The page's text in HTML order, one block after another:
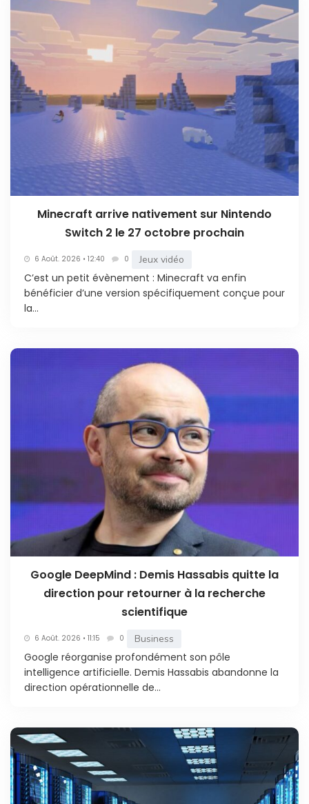
Minecraft arrive nativement sur Nintendo
Switch 2 le 27 octobre prochain
6 Août. 2026 • 12:40 0 Jeux vidéo
C’est un petit évènement : Minecraft va enfin
bénéficier d’une version spécifiquement conçue pour
la...
Google DeepMind : Demis Hassabis quitte la
direction pour retourner à la recherche
scientifique
6 Août. 2026 • 11:15 0 Business
Google réorganise profondément son pôle
intelligence artificielle. Demis Hassabis abandonne la
direction opérationnelle de...